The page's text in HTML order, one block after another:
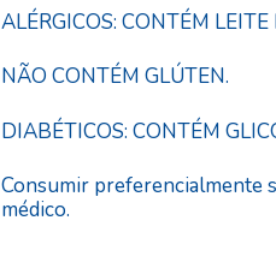
ALÉRGICOS: CONTÉM LEITE
NÃO CONTÉM GLÚTEN.
DIABÉTICOS: CONTÉM
Consumir preferencialmente
médico.